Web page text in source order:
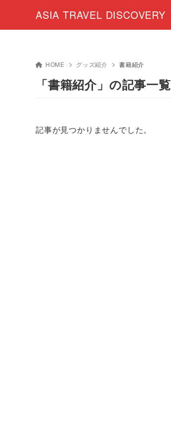
ASIA TRAVEL DISCOVERY
HOME グッズ紹介 書籍紹介
「書籍紹介」の記事一覧
記事が見つかりませんでした。